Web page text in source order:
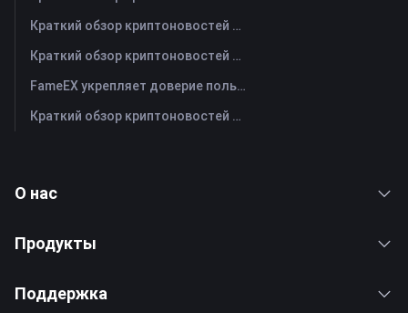
Краткий обзор криптоновостей FameEX за сегодня | 30 июля 2026 г
Краткий обзор криптоновостей FameEX за сегодня | 29 июля 2026 г
FameEX укрепляет доверие пользователей благодаря восьми годам стабильной работы и глобальному росту
Краткий обзор криптоновостей FameEX за сегодня | 28 июля 2026 г
О нас
Продукты
Поддержка